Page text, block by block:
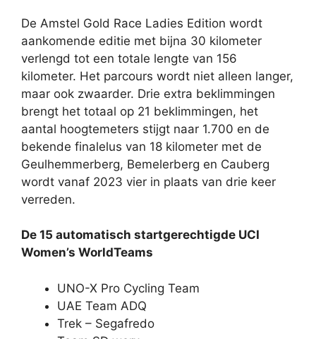
De Amstel Gold Race Ladies Edition wordt
aankomende editie met bijna 30 kilometer
verlengd tot een totale lengte van 156
kilometer. Het parcours wordt niet alleen langer,
maar ook zwaarder. Drie extra beklimmingen
brengt het totaal op 21 beklimmingen, het
aantal hoogtemeters stijgt naar 1.700 en de
bekende finalelus van 18 kilometer met de
Geulhemmerberg, Bemelerberg en Cauberg
wordt vanaf 2023 vier in plaats van drie keer
verreden.
De 15 automatisch startgerechtigde UCI
Women’s WorldTeams
UNO-X Pro Cycling Team
UAE Team ADQ
Trek – Segafredo